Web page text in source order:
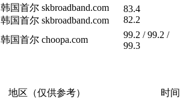
韩国首尔 skbroadband.com
韩国首尔 skbroadband.com
83.4
82.2
韩国首尔 choopa.com
99.2 / 99.2 /
99.3
地区（仅供参考）
时间